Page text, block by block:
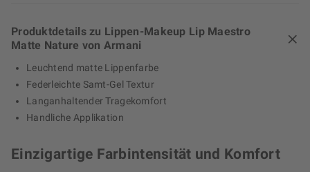
Produktdetails zu Lippen-Makeup Lip Maestro
Matte Nature von Armani
Leuchtend matte Lippenfarbe
Federleichte Samt-Gel Textur
Langanhaltender Tragekomfort
Handliche Applikation
Einzigartige Farbintensität und Komfort